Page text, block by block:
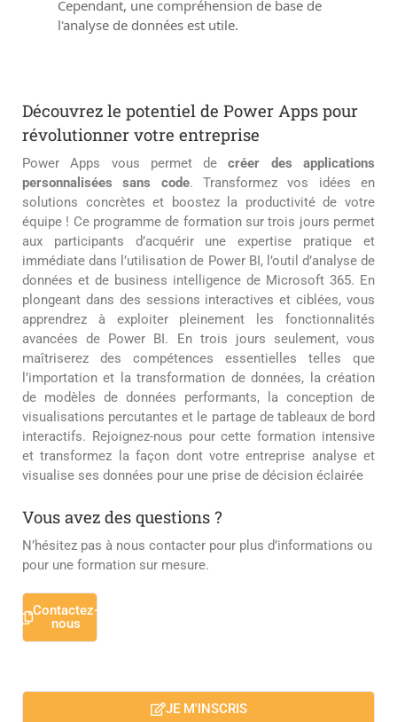
Cependant, une compréhension de base de
l'analyse de données est utile.
Découvrez le potentiel de Power Apps pour
révolutionner votre entreprise
Power Apps vous permet decréer des applications
personnalisées sans code. Transformez vos idées en
solutions concrètes et boostez la productivité de votre
équipe ! Ce programme de formation sur trois jours permet
aux participants d’acquérir une expertise pratique et
immédiate dans l’utilisation de Power BI, l’outil d’analyse de
données et de business intelligence de Microsoft 365. En
plongeant dans des sessions interactives et ciblées, vous
apprendrez à exploiter pleinement les fonctionnalités
avancées de Power BI. En trois jours seulement, vous
maîtriserez des compétences essentielles telles que
l’importation et la transformation de données, la création
de modèles de données performants, la conception de
visualisations percutantes et le partage de tableaux de bord
interactifs. Rejoignez-nous pour cette formation intensive
et transformez la façon dont votre entreprise analyse et
visualise ses données pour une prise de décision éclairée
Vous avez des questions ?
N’hésitez pas à nous contacter pour plus d’informations ou
pour une formation sur mesure.
Contactez-
nous
JE M'INSCRIS